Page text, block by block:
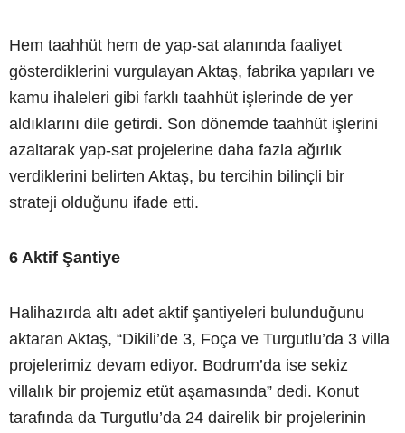
Hem taahhüt hem de yap-sat alanında faaliyet
gösterdiklerini vurgulayan Aktaş, fabrika yapıları ve
kamu ihaleleri gibi farklı taahhüt işlerinde de yer
aldıklarını dile getirdi. Son dönemde taahhüt işlerini
azaltarak yap-sat projelerine daha fazla ağırlık
verdiklerini belirten Aktaş, bu tercihin bilinçli bir
strateji olduğunu ifade etti.
6 Aktif Şantiye
Halihazırda altı adet aktif şantiyeleri bulunduğunu
aktaran Aktaş, “Dikili’de 3, Foça ve Turgutlu’da 3 villa
projelerimiz devam ediyor. Bodrum’da ise sekiz
villalık bir projemiz etüt aşamasında” dedi. Konut
tarafında da Turgutlu’da 24 dairelik bir projelerinin